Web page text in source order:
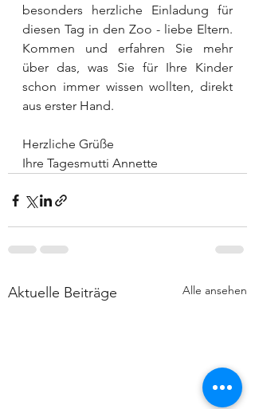
besonders herzliche Einladung für
diesen Tag in den Zoo - liebe Eltern.
Kommen und erfahren Sie mehr
über das, was Sie für Ihre Kinder
schon immer wissen wollten, direkt
aus erster Hand.
Herzliche Grüße
Ihre Tagesmutti Annette
Aktuelle Beiträge Alle ansehen